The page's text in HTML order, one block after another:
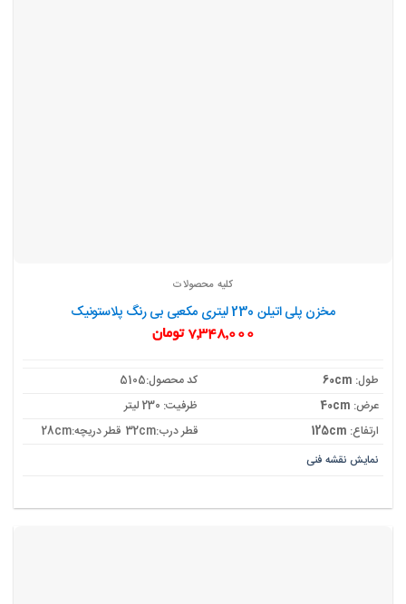
کلیه محصولات
مخزن پلی اتیلن 230 لیتری مکعبی بی رنگ پلاستونیک
7,348,000 تومان
طول: 60cm
کد محصول:5105
عرض: 40cm
ظرفیت: 230 لیتر
ارتفاع: 125cm قطر درب:32cm قطر دریچه:28cm
نمایش نقشه فنی